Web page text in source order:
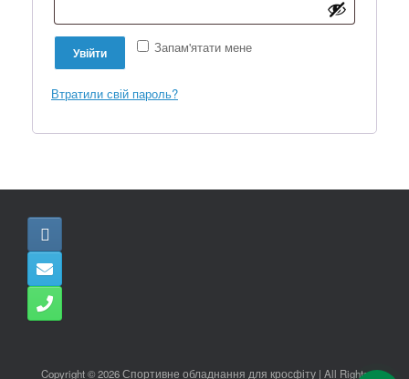
Запам'ятати мене
Увійти
Втратили свій пароль?
Copyright © 2026 Спортивне обладнання для кросфіту | All Rights